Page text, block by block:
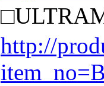
http://